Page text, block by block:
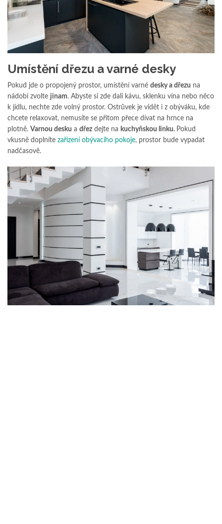
Umístění dřezu a varné desky
Pokud jde o propojený prostor, umístění varné desky a dřezu na
nádobí zvolte jinam. Abyste si zde dali kávu, sklenku vína nebo něco
k jídlu, nechte zde volný prostor. Ostrůvek je vidět i z obýváku, kde
chcete relaxovat, nemusíte se přitom přece dívat na hrnce na
plotně. Varnou desku a dřez dejte na kuchyňskou linku. Pokud
vkusně doplníte zařízení obývacího pokoje, prostor bude vypadat
nadčasově.